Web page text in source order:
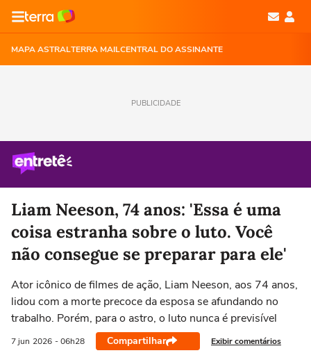
MAPA ASTRALTERRA MAILCENTRAL DO ASSINANTE
PUBLICIDADE
Liam Neeson, 74 anos: 'Essa é uma
coisa estranha sobre o luto. Você
não consegue se preparar para ele'
Ator icônico de filmes de ação, Liam Neeson, aos 74 anos,
lidou com a morte precoce da esposa se afundando no
trabalho. Porém, para o astro, o luto nunca é previsível
7 jun 2026 - 06h28 Compartilhar Exibir comentários